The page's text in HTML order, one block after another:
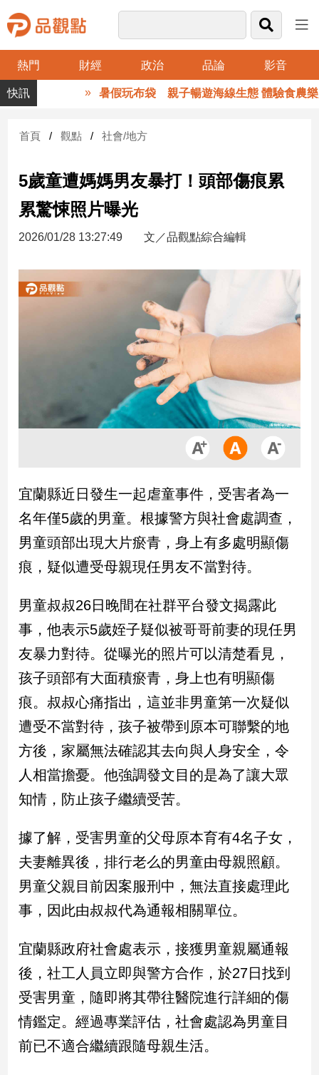
熱門 財經 政治 品論 影音
品
觀
財
台
財
新
產
經/
品
政
治
政
治
焦
品
點
民
調
國
會
點
觀
點
兩
岸/
國
際
會/
方
新
冠
病
專
區
暑假玩布袋 親子暢遊海線生態 體驗食農樂趣
首頁 觀點 社會/地方
5歲童遭媽媽男友暴打！頭部傷痕累
累驚悚照片曝光
2026/01/28 13:27:49 文／品觀點綜合編輯
宜蘭縣近日發生一起虐童事件，受害者為一
名年僅5歲的男童。根據警方與社會處調查，
男童頭部出現大片瘀青，身上有多處明顯傷
痕，疑似遭受母親現任男友不當對待。
男童叔叔26日晚間在社群平台發文揭露此
事，他表示5歲姪子疑似被哥哥前妻的現任男
友暴力對待。從曝光的照片可以清楚看見，
孩子頭部有大面積瘀青，身上也有明顯傷
痕。叔叔心痛指出，這並非男童第一次疑似
遭受不當對待，孩子被帶到原本可聯繫的地
方後，家屬無法確認其去向與人身安全，令
人相當擔憂。他強調發文目的是為了讓大眾
知情，防止孩子繼續受苦。
據了解，受害男童的父母原本育有4名子女，
夫妻離異後，排行老么的男童由母親照顧。
男童父親目前因案服刑中，無法直接處理此
事，因此由叔叔代為通報相關單位。
宜蘭縣政府社會處表示，接獲男童親屬通報
後，社工人員立即與警方合作，於27日找到
受害男童，隨即將其帶往醫院進行詳細的傷
情鑑定。經過專業評估，社會處認為男童目
前已不適合繼續跟隨母親生活。